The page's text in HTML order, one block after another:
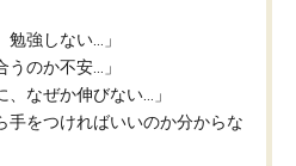
勉強しない…」
うのか不安…」
、なぜか伸びない…」
手をつければいいのか分からな